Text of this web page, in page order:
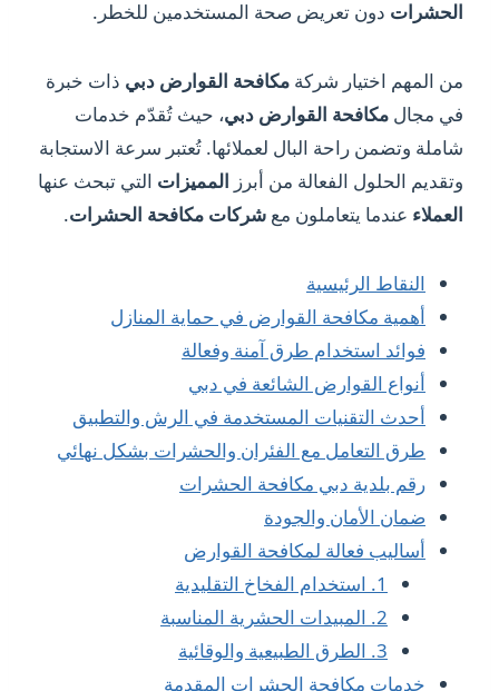
الحشرات دون تعريض صحة المستخدمين للخطر.
من المهم اختيار شركة مكافحة القوارض دبي ذات خبرة
في مجال مكافحة القوارض دبي، حيث تُقدّم خدمات
شاملة وتضمن راحة البال لعملائها. تُعتبر سرعة الاستجابة
وتقديم الحلول الفعالة من أبرز المميزات التي تبحث عنها
العملاء عندما يتعاملون مع شركات مكافحة الحشرات.
النقاط الرئيسية
أهمية مكافحة القوارض في حماية المنازل
فوائد استخدام طرق آمنة وفعالة
أنواع القوارض الشائعة في دبي
أحدث التقنيات المستخدمة في الرش والتطبيق
طرق التعامل مع الفئران والحشرات بشكل نهائي
رقم بلدية دبي مكافحة الحشرات
ضمان الأمان والجودة
أساليب فعالة لمكافحة القوارض
1. استخدام الفخاخ التقليدية
2. المبيدات الحشرية المناسبة
3. الطرق الطبيعية والوقائية
خدمات مكافحة الحشرات المقدمة